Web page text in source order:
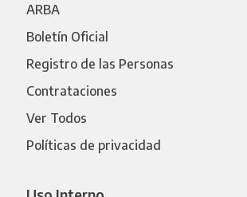
ARBA
Boletín Oficial
Registro de las Personas
Contrataciones
Ver Todos
Políticas de privacidad